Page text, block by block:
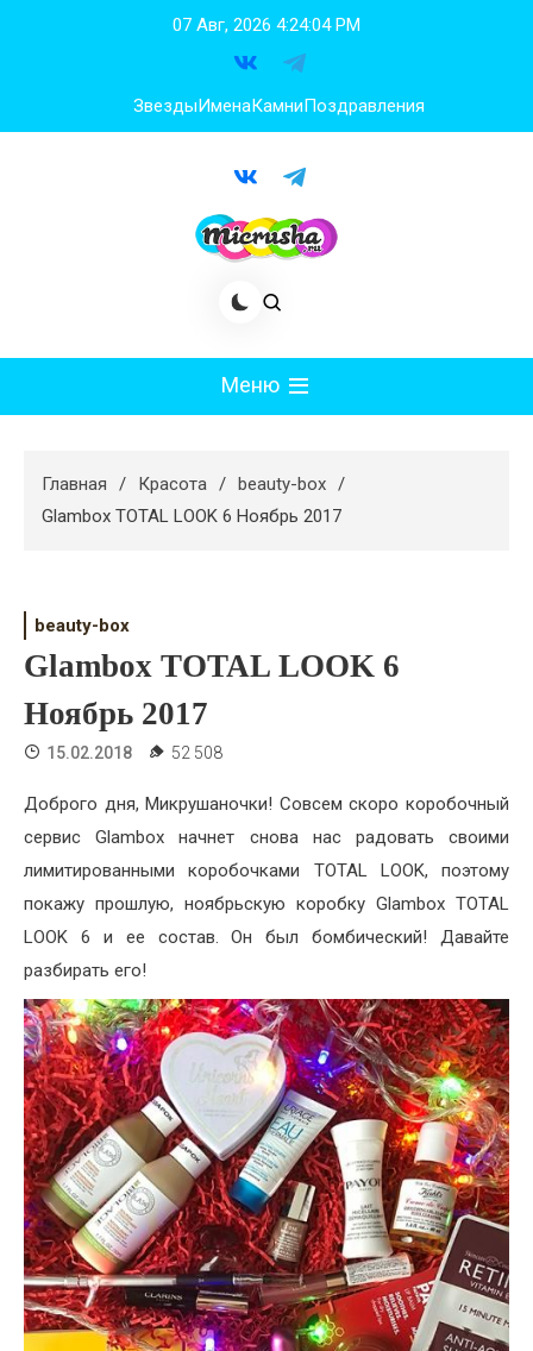
07 Авг, 2026 4:24:05 PM
ЗвездыИменаКамниПоздравления
Меню
Худеем
Свадьба
Жизнь
Хобби
Красота
Недвижимость
Главная Красота
beauty-box
Glambox TOTAL LOOK 6 Ноябрь 2017
beauty-box
Glambox TOTAL LOOK 6
Ноябрь 2017
15.02.2018 52 508
Доброго дня, Микрушаночки! Совсем скоро коробочный
сервис Glambox начнет снова нас радовать своими
лимитированными коробочками TOTAL LOOK, поэтому
покажу прошлую, ноябрьскую коробку Glambox TOTAL
LOOK 6 и ее состав. Он был бомбический! Давайте
разбирать его!